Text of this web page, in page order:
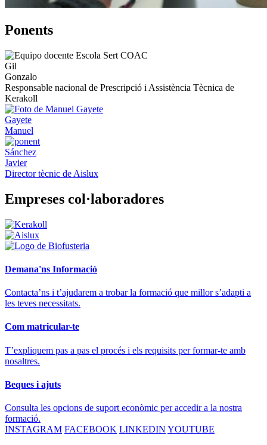
Ponents
Gil
Gonzalo
Responsable nacional de Prescripció i Assistència Tècnica de
Kerakoll
Gayete
Manuel
Sánchez
Javier
Director tècnic de Aislux
Empreses col·laboradores
Demana'ns Informació
Contacta’ns i t’ajudarem a trobar la formació que millor s’adapti a
les teves necessitats.
Com matricular-te
T’expliquem pas a pas el procés i els requisits per formar-te amb
nosaltres.
Beques i ajuts
Consulta les opcions de suport econòmic per accedir a la nostra
formació.
INSTAGRAM FACEBOOK LINKEDIN YOUTUBE